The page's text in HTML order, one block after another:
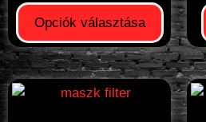
Opciók választása